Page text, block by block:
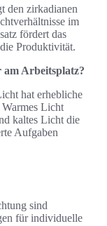
den zirkadianen
im
fördert das
Produktivität.
Arbeitsplatz?
hat erhebliche
Licht
kaltes Licht die
Aufgaben
sind
für individuelle